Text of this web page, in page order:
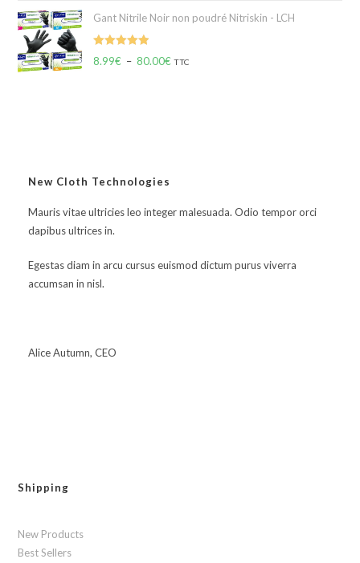
Gant Nitrile Noir non poudré Nitriskin - LCH
Note 5.00
8.99€ – 80.00€ TTC
New Cloth Technologies
Mauris vitae ultricies leo integer malesuada. Odio tempor orci
dapibus ultrices in.
Egestas diam in arcu cursus euismod dictum purus viverra
accumsan in nisl.
Alice Autumn, CEO
Shipping
New Products
Best Sellers